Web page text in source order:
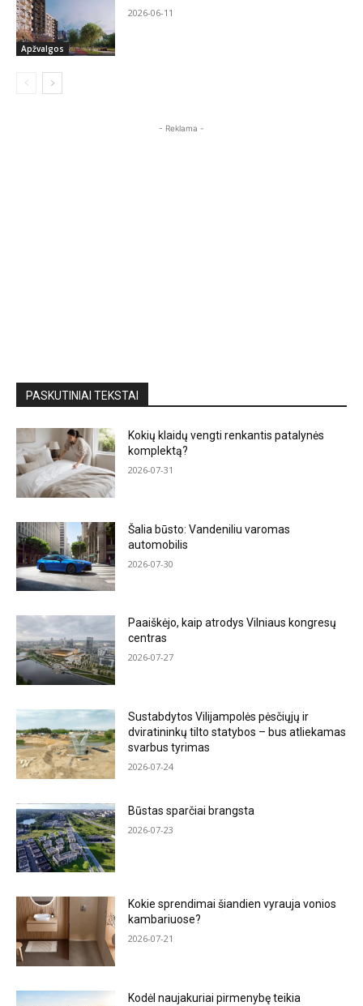
Apžvalgos
2026-06-11
- Reklama -
PASKUTINIAI TEKSTAI
Kokių klaidų vengti renkantis patalynės
komplektą?
2026-07-31
Šalia būsto: Vandeniliu varomas
automobilis
2026-07-30
Paaiškėjo, kaip atrodys Vilniaus kongresų
centras
2026-07-27
Sustabdytos Vilijampolės pėsčiųjų ir
dviratininkų tilto statybos – bus atliekamas
svarbus tyrimas
2026-07-24
Būstas sparčiai brangsta
2026-07-23
Kokie sprendimai šiandien vyrauja vonios
kambariuose?
2026-07-21
Kodėl naujakuriai pirmenybę teikia